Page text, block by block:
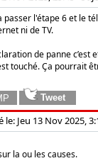
passer l'étape 6 et le
ni de TV.
de panne c’est
touché. Ça pourrait
le: Jeu 13 Nov 2025,
la ou les causes.